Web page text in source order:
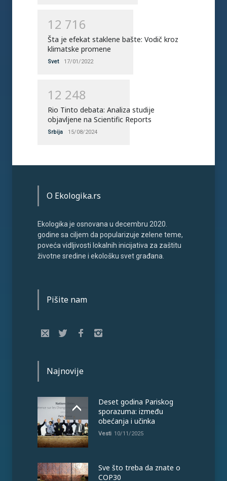
1 2 71 6
Šta je efekat staklene bašte: Vodič kroz
klimatske promene
Svet 17/01/2022
1 2 248
Rio Tinto debata: Analiza studije
objavljene na Scientific Reports
Srbija 15/08/2024
O Ekologika.rs
Ekologika je osnovana u decembru 2020.
godine sa ciljem da popularizuje zelene teme,
poveća vidljivosti lokalnih inicijativa za zaštitu
životne sredine i ekološku svet građana.
Pišite nam
Najnovije
Deset godina Pariskog
sporazuma: između
obećanja i učinka
Vesti 10/11/2025
Sve što treba da znate o
COP30